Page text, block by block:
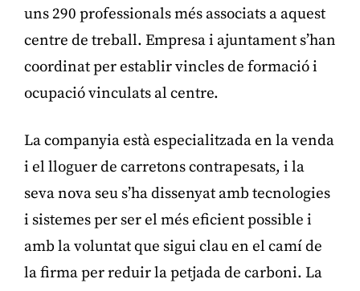
uns 290 professionals més associats a aquest
centre de treball. Empresa i ajuntament s’han
coordinat per establir vincles de formació i
ocupació vinculats al centre.
La companyia està especialitzada en la venda
i el lloguer de carretons contrapesats, i la
seva nova seu s’ha dissenyat amb tecnologies
i sistemes per ser el més eficient possible i
amb la voluntat que sigui clau en el camí de
la firma per reduir la petjada de carboni. La